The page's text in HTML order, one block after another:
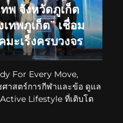
พ จังหวัดภูเก็ต
ทพภูเก็ต” เชื่อม
ะเร็งครบวงจร
For Every Move,
าสตร์การกีฬาและข้อ ดูแล
Lifestyle ที่เติบโต